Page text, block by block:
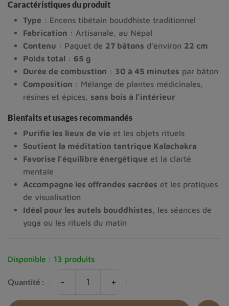
Caractéristiques du produit
Type : Encens tibétain bouddhiste traditionnel
Fabrication : Artisanale, au Népal
Contenu : Paquet de 27 bâtons d’environ 22 cm
Poids total : 65 g
Durée de combustion : 30 à 45 minutes par bâton
Composition : Mélange de plantes médicinales,
résines et épices, sans bois à l’intérieur
Bienfaits et usages recommandés
Purifie les lieux de vie et les objets rituels
Soutient la méditation tantrique Kalachakra
Favorise l’équilibre énergétique et la clarté
mentale
Accompagne les offrandes sacrées et les pratiques
de visualisation
Idéal pour les autels bouddhistes , les séances de
yoga ou les rituels du matin
Disponible : 13 produits
Quantité : - +